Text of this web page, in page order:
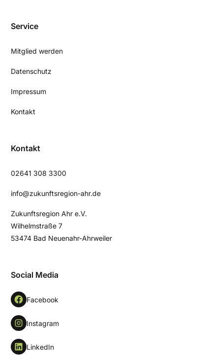
Service
Mitglied werden
Datenschutz
Impressum
Kontakt
Kontakt
02641 308 3300
info@zukunftsregion-ahr.de
Zukunftsregion Ahr e.V.
Wilhelmstraße 7
53474 Bad Neuenahr-Ahrweiler
Social Media
Facebook
Instagram
LinkedIn